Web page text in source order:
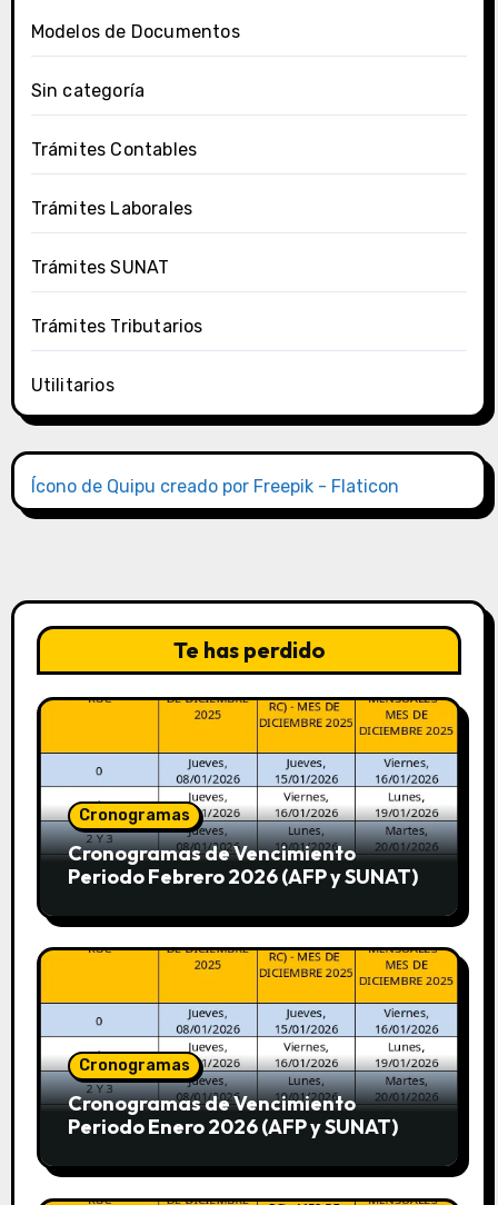
Modelos de Documentos
Sin categoría
Trámites Contables
Trámites Laborales
Trámites SUNAT
Trámites Tributarios
Utilitarios
Ícono de Quipu creado por Freepik - Flaticon
Te has perdido
Cronogramas
Cronogramas de Vencimiento
Periodo Febrero 2026 (AFP y SUNAT)
Cronogramas
Cronogramas de Vencimiento
Periodo Enero 2026 (AFP y SUNAT)